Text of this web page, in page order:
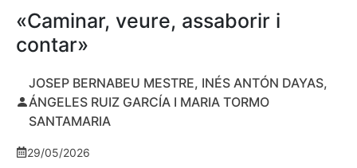
«Caminar, veure, assaborir i
contar»
JOSEP BERNABEU MESTRE, INÉS ANTÓN DAYAS,
ÁNGELES RUIZ GARCÍA I MARIA TORMO
SANTAMARIA
29/05/2026